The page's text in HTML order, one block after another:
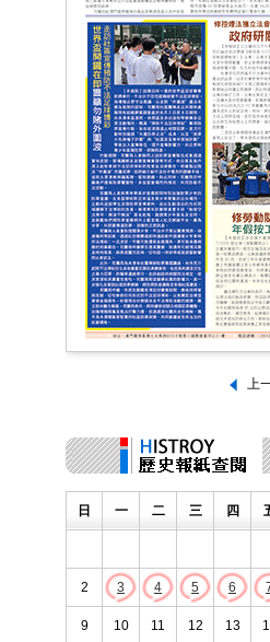
日 一 二 三 四
2 3 4 5 6
9 10 11 12 13